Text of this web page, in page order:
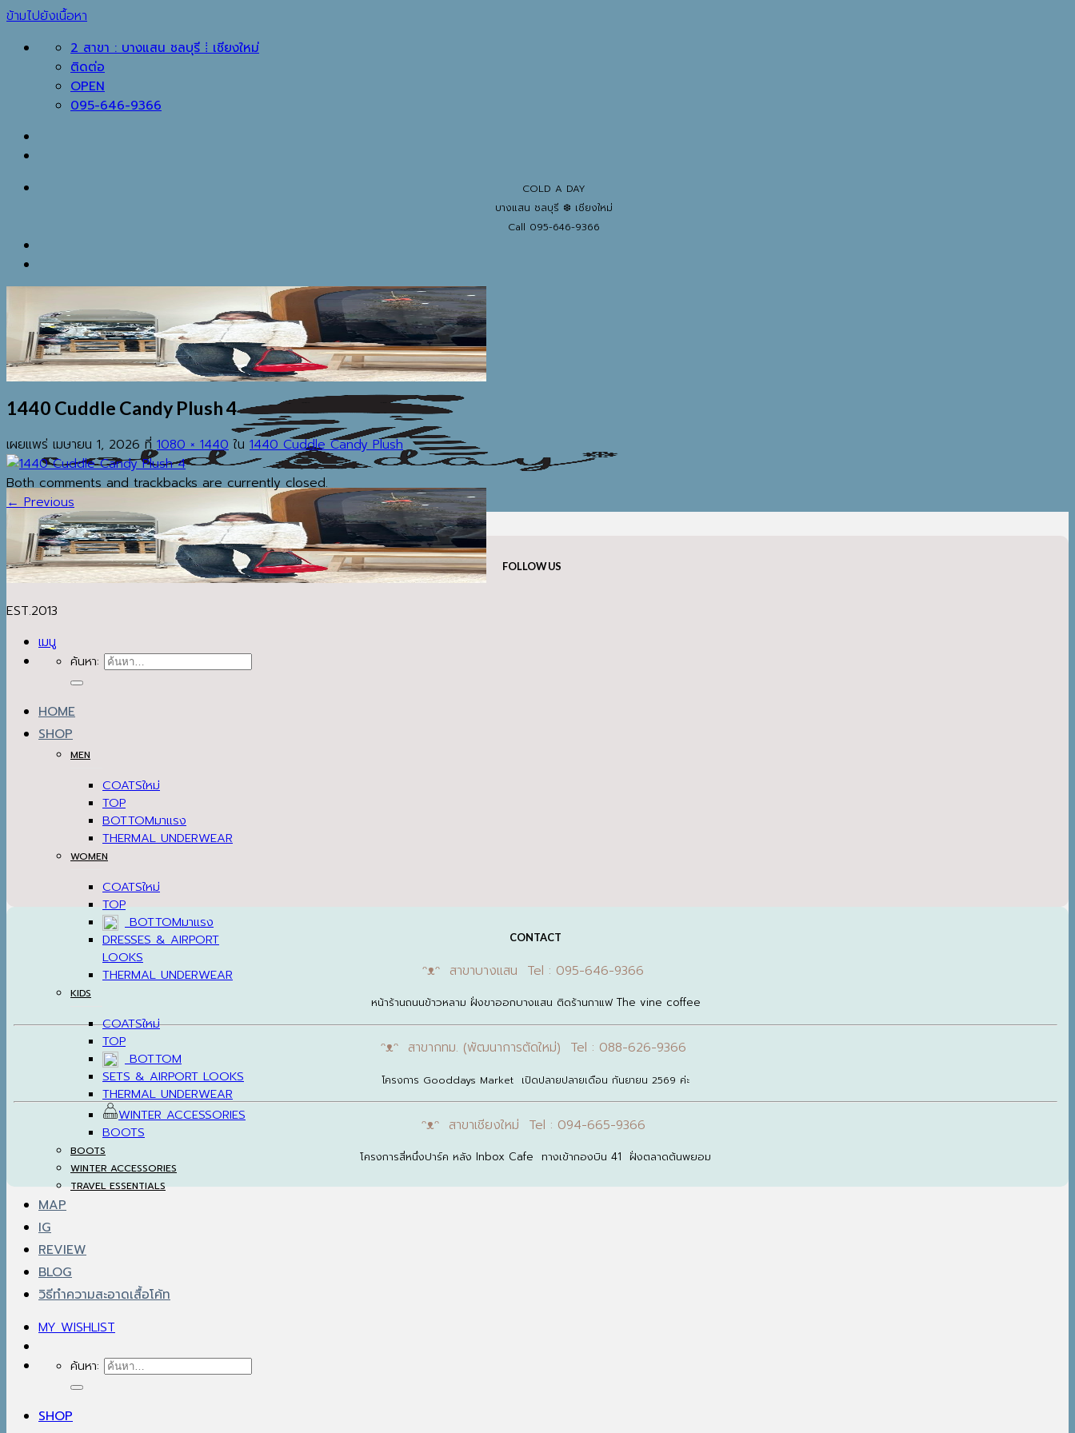
ข้ามไปยังเนื้อหา
2 สาขา : บางแสน ชลบุรี ⁞ เชียงใหม่
ติดต่อ
OPEN
095-646-9366
COLD A DAY
บางแสน ชลบุรี ❆ เชียงใหม่
Call 095-646-9366
EST.2013
เมนู
ค้นหา:
HOME
SHOP
MEN
COATS
TOP
BOTTOM
THERMAL UNDERWEAR
WOMEN
COATS
TOP
BOTTOM
DRESSES & AIRPORT
LOOKS
THERMAL UNDERWEAR
KIDS
COATS
TOP
BOTTOM
SETS & AIRPORT LOOKS
THERMAL UNDERWEAR
WINTER ACCESSORIES
BOOTS
BOOTS
WINTER ACCESSORIES
TRAVEL ESSENTIALS
MAP
IG
REVIEW
BLOG
วิธีทำความสะอาดเสื้อโค้ท
MY WISHLIST
ค้นหา:
SHOP
1440 Cuddle Candy Plush 4
เผยแพร่ เมษายน 1, 2026 ที่ 1080 × 1440 ใน 1440 Cuddle Candy Plush
Both comments and trackbacks are currently closed.
← Previous
FOLLOW US
CONTACT
ᵔᴥᵔ สาขาบางแสน Tel : 095-646-9366
หน้าร้านถนนข้าวหลาม ฝั่งขาออกบางแสน ติดร้านกาแฟ The vine coffee
ᵔᴥᵔ สาขากทม. (พัฒนาการตัดใหม่) Tel : 088-626-9366
โครงการ Gooddays Market เปิดปลายปลายเดือน กันยายน 2569 ค่ะ
ᵔᴥᵔ สาขาเชียงใหม่ Tel : 094-665-9366
โครงการสี่หนึ่งปาร์ค หลัง Inbox Cafe ทางเข้ากองบิน 41 ฝั่งตลาดต้นพยอม